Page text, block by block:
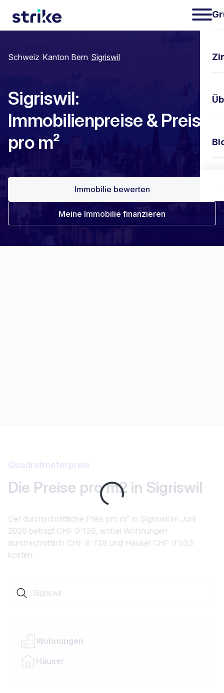
Schweiz/Kanton Bern/Sigriswil
Sigriswil:
Immobilienpreise & Preis
pro m²
Immobilie bewerten
Meine Immobilie finanzieren
Loading...
Quadratmeterpreis
Die Preise pro m2 in Sigriswil
Der durchschnittliche Preis pro m² in Sigriswil im Juni
2026 beträgt CHF 9'136, wobei Wohnungen
durchschnittlich CHF 8'738 und Häuser CHF 9'533
kosten.
Wohnungen
Häuser